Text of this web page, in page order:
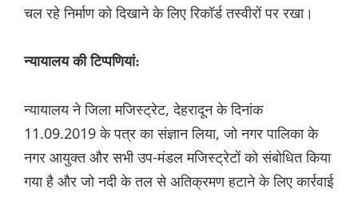
चल रहे निर्माण को दिखाने के लिए रिकॉर्ड तस्वीरों पर रखा।
न्यायालय की टिप्पणियां:
न्यायालय ने जिला मजिस्ट्रेट, देहरादून के दिनांक
11.09.2019 के पत्र का संज्ञान लिया, जो नगर पालिका के
नगर आयुक्त और सभी उप-मंडल मजिस्ट्रेटों को संबोधित किया
गया है और जो नदी के तल से अतिक्रमण हटाने के लिए कार्रवाई